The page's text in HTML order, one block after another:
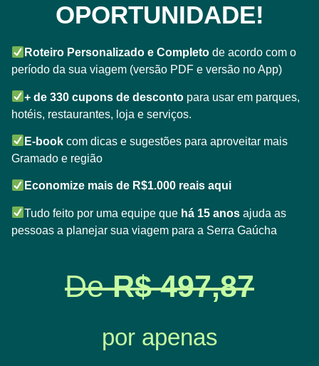
OPORTUNIDADE!
Roteiro Personalizado e Completo de acordo com o
período da sua viagem (versão PDF e versão no App)
+ de 330 cupons de desconto para usar em parques,
hotéis, restaurantes, loja e serviços.
E-book com dicas e sugestões para aproveitar mais
Gramado e região
Economize mais de R$1.000 reais aqui
Tudo feito por uma equipe que há 15 anos ajuda as
pessoas a planejar sua viagem para a Serra Gaúcha
DeR$ 497,87
por apenas